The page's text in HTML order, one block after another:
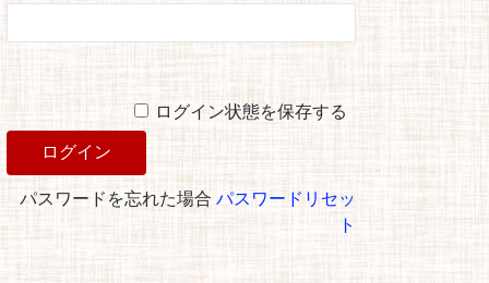
ログイン状態を保存する
パスワードを忘れた場合パスワードリセッ
ト